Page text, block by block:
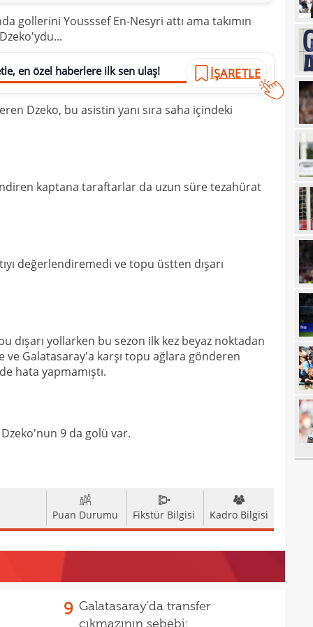
gollerini Yousssef En-Nesyri attı ama takımın
en özel haberlere ilk sen ulaş! İŞARETLE
Dzeko, bu asistin yanı sıra saha içindeki
kaptana taraftarlar da uzun süre tezahürat
değerlendiremedi ve topu üstten dışarı
dışarı yollarken bu sezon ilk kez beyaz noktadan
ve Galatasaray'a karşı topu ağlara gönderen
hata yapmamıştı.
9 da golü var.
Puan Durumu Fikstür Bilgisi Kadro Bilgisi
9 Galatasaray'da transfer
çıkmazının sebebi: